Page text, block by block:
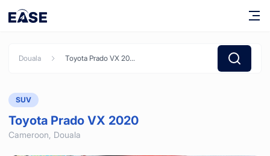
Douala Toyota Prado VX 2020
SUV
Toyota Prado VX 2020
Cameroon, Douala